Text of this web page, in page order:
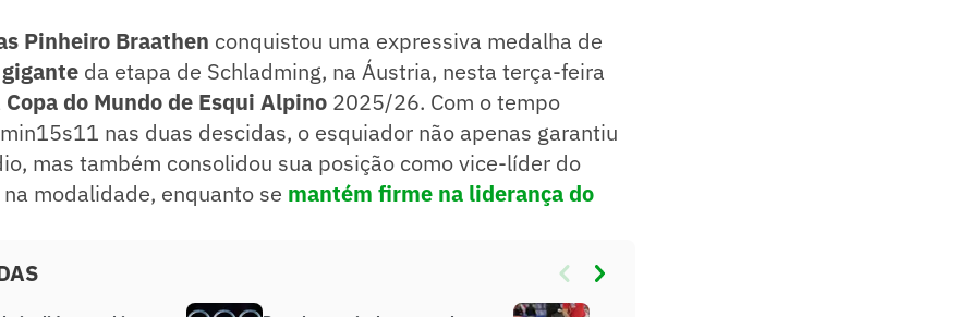
Pinheiro Braathen conquistou uma expressiva medalha de
da etapa de Schladming, na Áustria, nesta terça-feira
Copa do Mundo de Esqui Alpino 2025/26. Com o tempo
nas duas descidas, o esquiador não apenas garantiu
mas também consolidou sua posição como vice-líder do
modalidade, enquanto se mantém firme na liderança do